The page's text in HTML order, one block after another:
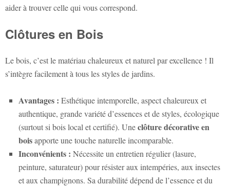
aider à trouver celle qui vous correspond.
Clôtures en Bois
Le bois, c’est le matériau chaleureux et naturel par excellence ! Il
s’intègre facilement à tous les styles de jardins.
Avantages : Esthétique intemporelle, aspect chaleureux et
authentique, grande variété d’essences et de styles, écologique
(surtout si bois local et certifié). Uneclôture décorative en
boisapporte une touche naturelle incomparable.
Inconvénients : Nécessite un entretien régulier (lasure,
peinture, saturateur) pour résister aux intempéries, aux insectes
et aux champignons. Sa durabilité dépend de l’essence et du